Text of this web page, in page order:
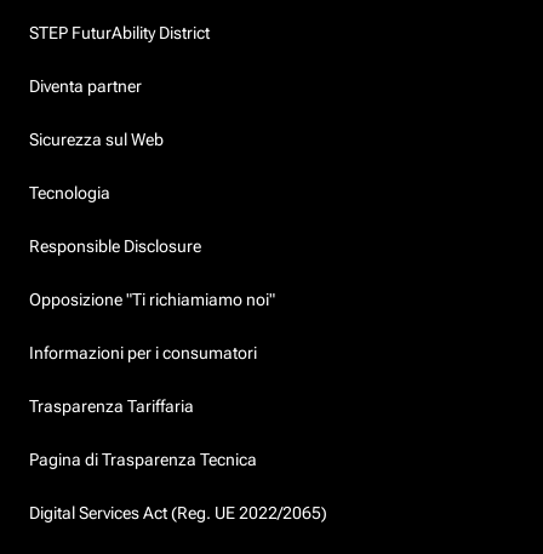
STEP FuturAbility District
Diventa partner
Sicurezza sul Web
Tecnologia
Responsible Disclosure
Opposizione "Ti richiamiamo noi"
Informazioni per i consumatori
Trasparenza Tariffaria
Pagina di Trasparenza Tecnica
Digital Services Act (Reg. UE 2022/2065)